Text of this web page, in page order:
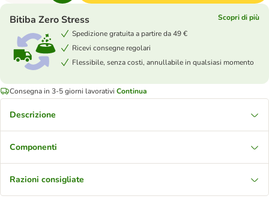
Bitiba Zero Stress
Scopri di più
Spedizione gratuita a partire da 49 €
Ricevi consegne regolari
Flessibile, senza costi, annullabile in qualsiasi momento
Consegna in 3-5 giorni lavorativi Continua
Descrizione
Componenti
Razioni consigliate